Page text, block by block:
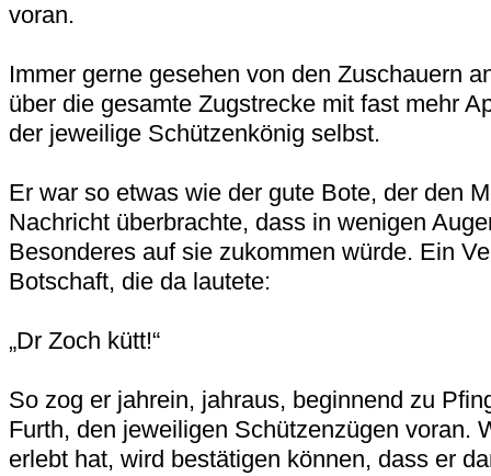
voran.
Immer gerne gesehen von den Zuschauern
über die gesamte Zugstrecke mit fast mehr
der jeweilige Schützenkönig selbst.
Er war so etwas wie der gute Bote, der den
Nachricht überbrachte, dass in wenigen
Besonderes auf sie zukommen würde. Ein
Botschaft, die da lautete:
„Dr Zoch kütt!“
So zog er jahrein, jahraus, beginnend zu
Furth, den jeweiligen Schützenzügen voran.
erlebt hat, wird bestätigen können, dass er